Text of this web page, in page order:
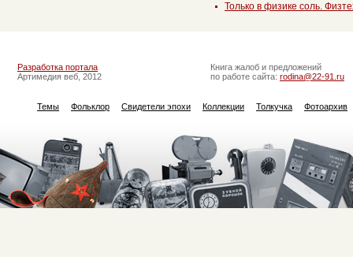
Только в физике соль.
Разработка портала
Артимедия веб, 2012
Книга жалоб и предложений
по работе сайта: rodina@22-91.ru
Темы Фольклор Свидетели эпохи Коллекции Толкучка Фотоархив